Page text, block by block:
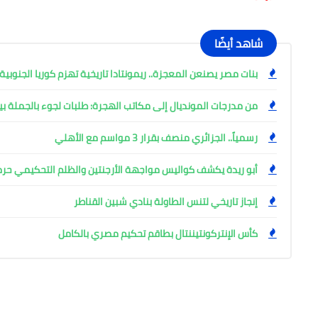
شاهد أيضًا
بنات مصر يصنعن المعجزة.. ريمونتادا تاريخية تهزم كوريا الجنوبية 28-27 في مونديال اليد
من مدرجات المونديال إلى مكاتب الهجرة: طلبات لجوء بالجملة
رسمياً.. الجزائري منصف بقرار 3 مواسم مع الأهلي
أبو ريدة يكشف كواليس مواجهة الأرجنتين والظلم التحكيمي
إنجاز تاريخي لتنس الطاولة بنادي شبين القناطر
كأس الإنتركونتيننتال بطاقم تحكيم مصري بالكامل